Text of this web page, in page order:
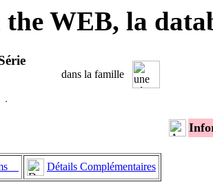
the WEB, la
dans la famille
Détails Complémentaires